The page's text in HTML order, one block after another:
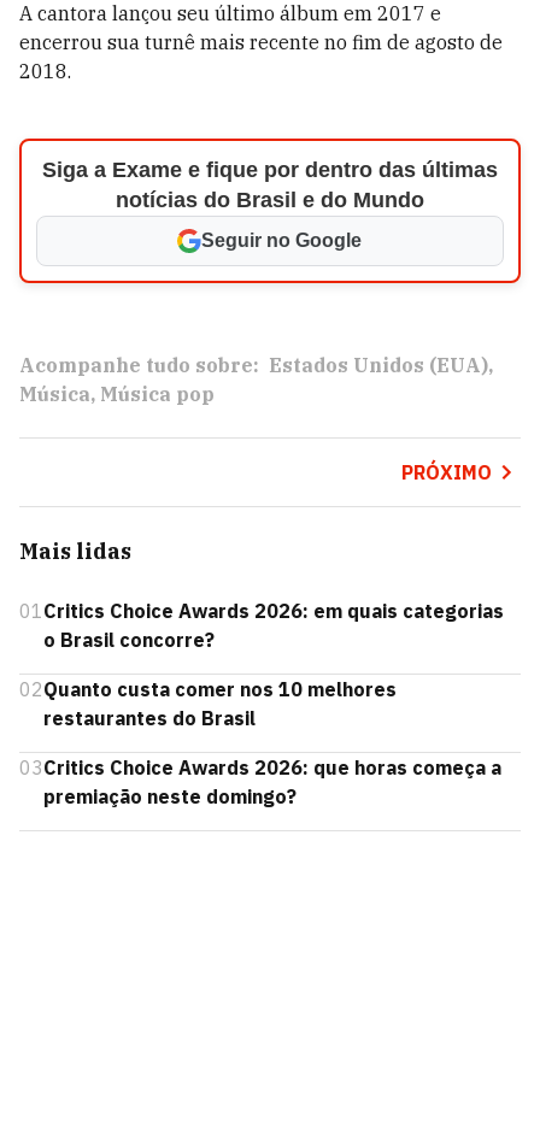
A cantora lançou seu último álbum em 2017 e
encerrou sua turnê mais recente no fim de agosto de
2018.
Siga a Exame e fique por dentro das últimas
notícias do Brasil e do Mundo
Seguir no Google
Acompanhe tudo sobre: Estados Unidos (EUA)
Música Música pop
PRÓXIMO
Mais lidas
01Critics Choice Awards 2026: em quais categorias
o Brasil concorre?
02Quanto custa comer nos 10 melhores
restaurantes do Brasil
03Critics Choice Awards 2026: que horas começa a
premiação neste domingo?